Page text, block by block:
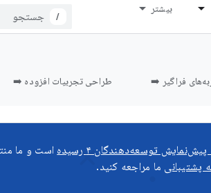
بیشتر
/
فراگیر ➡️ طراحی تجربیات افزوده ➡️
توسعه‌دهندگان ۴ رسیده
است و ما
پشتیبانی ما مراجعه کنید.